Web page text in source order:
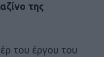
της
του έργου του